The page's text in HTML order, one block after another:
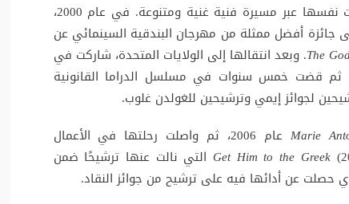
روز بيرن، النجمة الأسترالية متعددة المواهب، أثبتت نفسها عبر مسيرة فنية غنية ومتنوعة. في عام 2000،
جائزة أفضل ممثلة من مهرجان البندقية السينمائي عن
The. وبعد انتقالها إلى الولايات المتحدة، شاركت في
ثم قضت خمس سنوات في مسلسل الدراما القانونية
لجوائز إيمي وترشيحين للغولدن غلوب.
Marie
عام 2006، ثم واصلت رحلتها في الأعمال
Get Him to the Greek (2011) التي نالت عنها ترشيحًا ضمن